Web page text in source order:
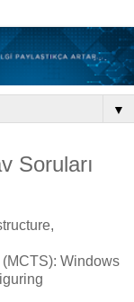
▼
Soruları
Windows